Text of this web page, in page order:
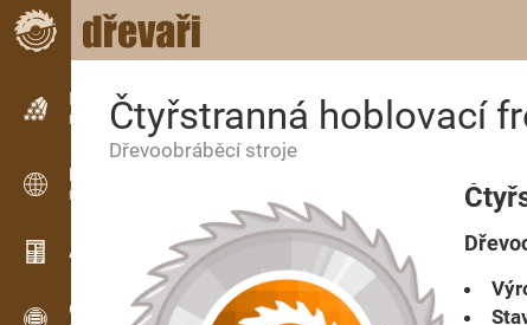
Inzerce
Řádková inzerce
Inzerce
Mezinárodní inzerce
Aktuality / Články
OPTI-TIMB
Čtyřstranná hoblovací
Dřevoobráběcí stroje